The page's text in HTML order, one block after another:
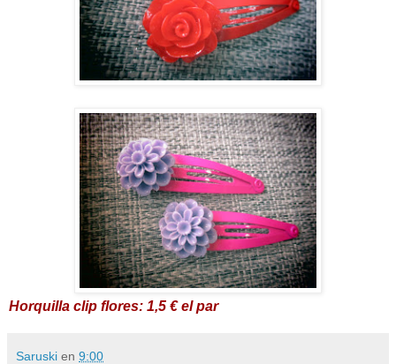
Horquilla clip flores: 1,5 € el par
Saruski en 9:00